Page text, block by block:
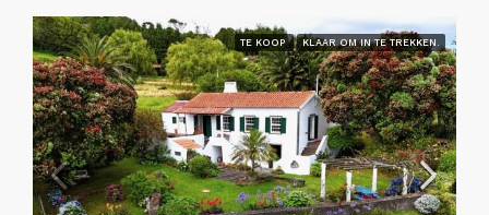
TE KOOP KLAAR OM IN TE TREKKEN.